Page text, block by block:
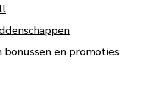
bonussen en promoties